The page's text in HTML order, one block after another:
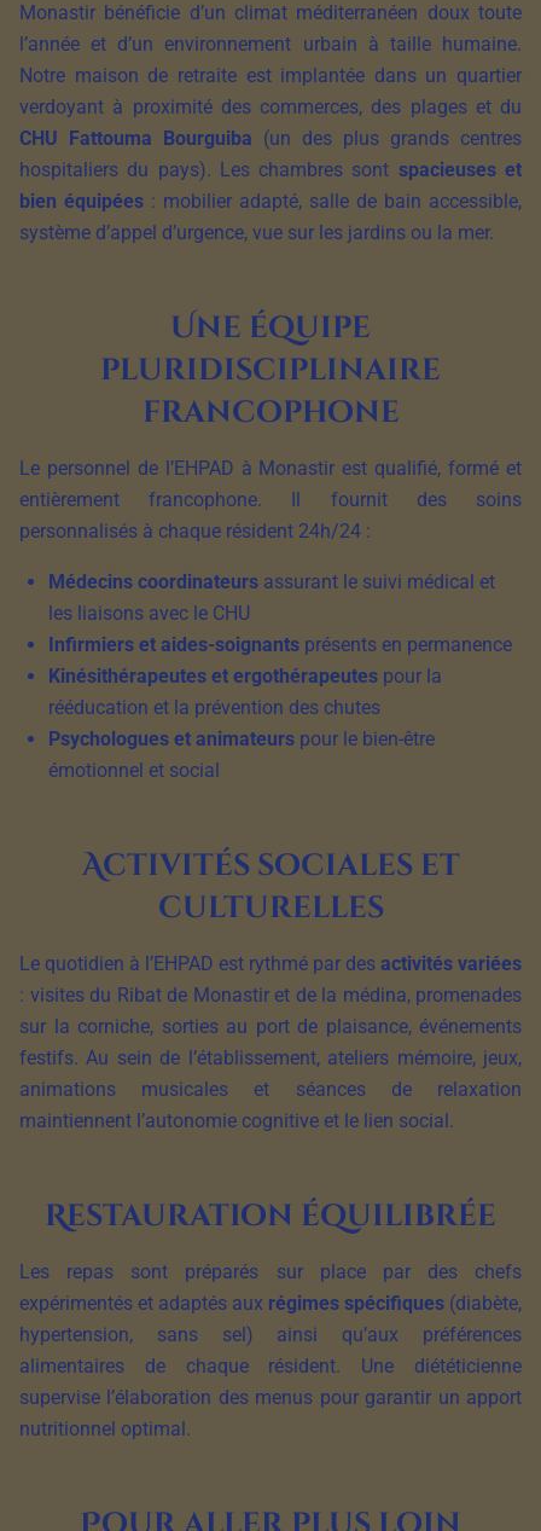
Monastir bénéficie d’un climat méditerranéen doux toute
l’année et d’un environnement urbain à taille humaine.
Notre maison de retraite est implantée dans un quartier
verdoyant à proximité des commerces, des plages et du
CHU Fattouma Bourguiba (un des plus grands centres
hospitaliers du pays). Les chambres sont spacieuses et
bien équipées : mobilier adapté, salle de bain accessible,
système d’appel d’urgence, vue sur les jardins ou la mer.
Une équipe
pluridisciplinaire
francophone
Le personnel de l’EHPAD à Monastir est qualifié, formé et
entièrement francophone. Il fournit des soins
personnalisés à chaque résident 24h/24 :
Médecins coordinateurs assurant le suivi médical et
les liaisons avec le CHU
Infirmiers et aides-soignants présents en permanence
Kinésithérapeutes et ergothérapeutes pour la
rééducation et la prévention des chutes
Psychologues et animateurs pour le bien-être
émotionnel et social
Activités sociales et
culturelles
Le quotidien à l’EHPAD est rythmé par des activités variées
: visites du Ribat de Monastir et de la médina, promenades
sur la corniche, sorties au port de plaisance, événements
festifs. Au sein de l’établissement, ateliers mémoire, jeux,
animations musicales et séances de relaxation
maintiennent l’autonomie cognitive et le lien social.
Restauration équilibrée
Les repas sont préparés sur place par des chefs
expérimentés et adaptés aux régimes spécifiques (diabète,
hypertension, sans sel) ainsi qu’aux préférences
alimentaires de chaque résident. Une diététicienne
supervise l’élaboration des menus pour garantir un apport
nutritionnel optimal.